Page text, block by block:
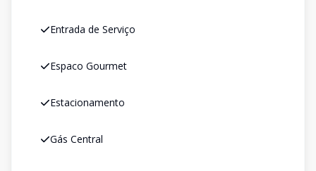
Entrada de Serviço
Espaco Gourmet
Estacionamento
Gás Central